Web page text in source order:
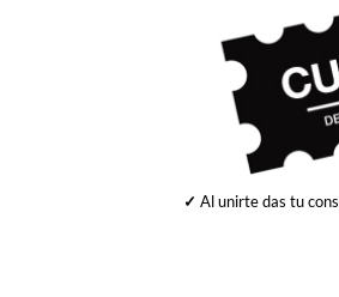
✓ Al unirte das tu